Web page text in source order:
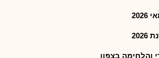
בצפון